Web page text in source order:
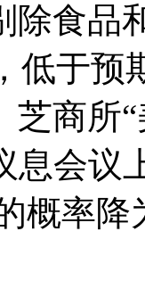
除食品
低于预
芝商所
息会议
概率降